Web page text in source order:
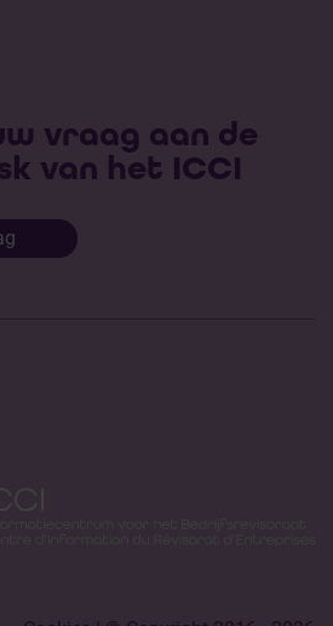
vraag aan de
van het ICCI